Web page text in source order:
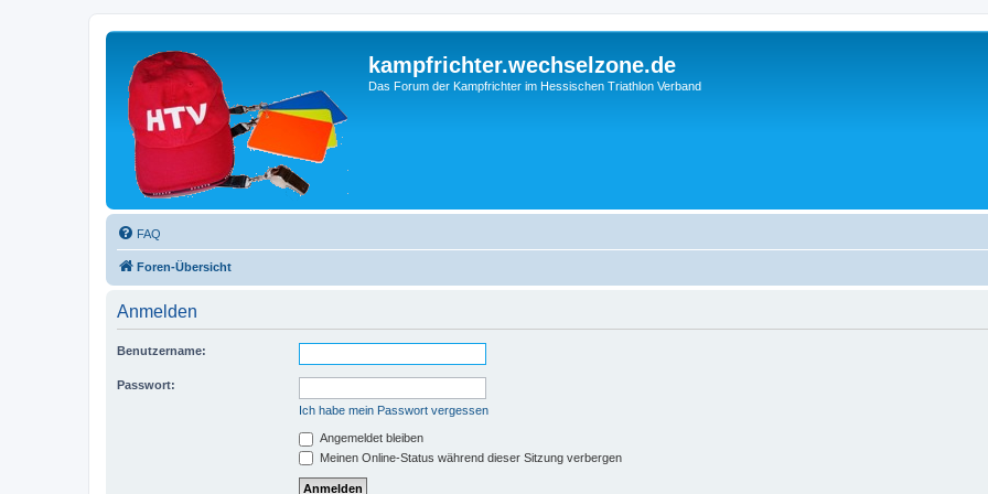
kampfrichter.wechselzone.de
Das Forum der Kampfrichter im Hessischen Triathlon Verband
FAQ
Foren-Übersicht
Anmelden
Benutzername:
Passwort:
Ich habe mein Passwort vergessen
Angemeldet bleiben
Meinen Online-Status während dieser Sitzung verbergen